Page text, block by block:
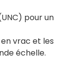
pour un
vrac et les
échelle.